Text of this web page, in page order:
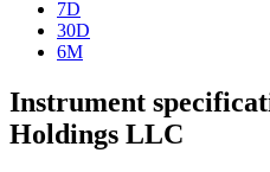
7D
30D
6M
Instrument
Holdings LLC